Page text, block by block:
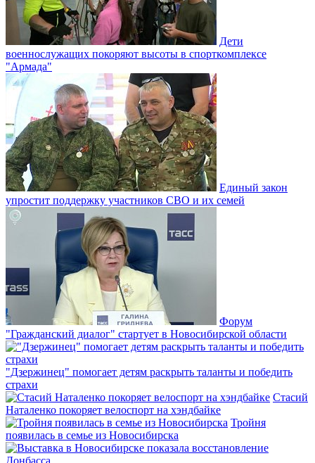
Дети
военнослужащих покоряют высоты в спорткомплексе
"Армада"
Единый закон
упростит поддержку участников СВО и их семей
Форум
"Гражданский диалог" стартует в Новосибирской области
"Дзержинец" помогает детям раскрыть таланты и победить
страхи
Стасий
Наталенко покоряет велоспорт на хэндбайке
Тройня
появилась в семье из Новосибирска